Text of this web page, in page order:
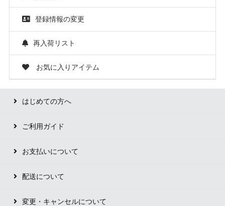
登録情報の変更
再入荷リスト
お気に入りアイテム
はじめての方へ
ご利用ガイド
お支払いについて
配送について
変更・キャンセルについて